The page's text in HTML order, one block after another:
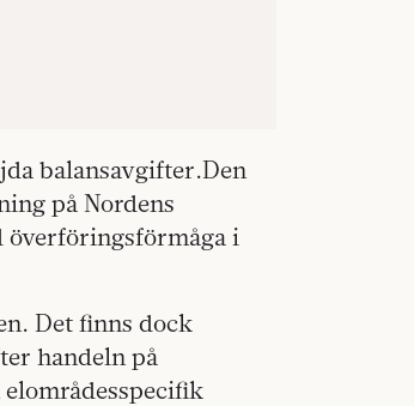
balansavgifter.Den
på Nordens
överföringsförmåga i
Det finns dock
handeln på